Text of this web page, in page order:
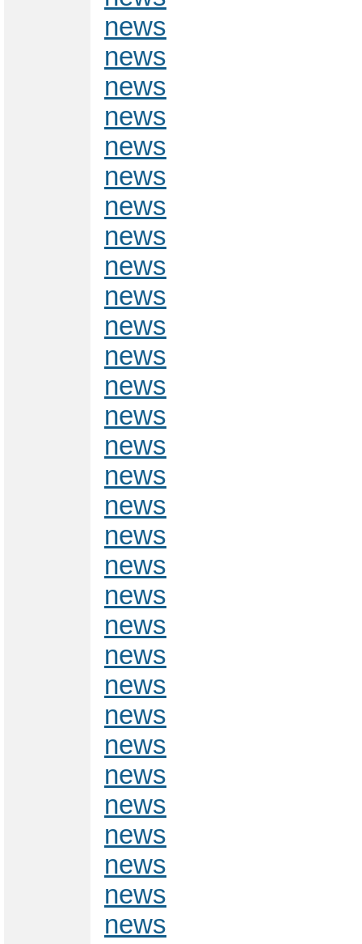
news
news
news
news
news
news
news
news
news
news
news
news
news
news
news
news
news
news
news
news
news
news
news
news
news
news
news
news
news
news
news